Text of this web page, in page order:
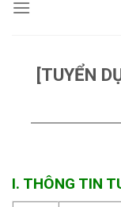
[TUYỂN
I. THÔNG TIN